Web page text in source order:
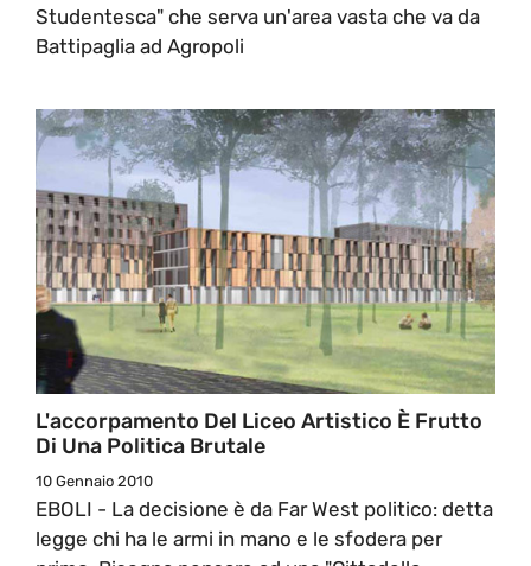
Studentesca" che serva un'area vasta che va da
Battipaglia ad Agropoli
L'accorpamento Del Liceo Artistico È Frutto
Di Una Politica Brutale
10 Gennaio 2010
EBOLI - La decisione è da Far West politico: detta
legge chi ha le armi in mano e le sfodera per